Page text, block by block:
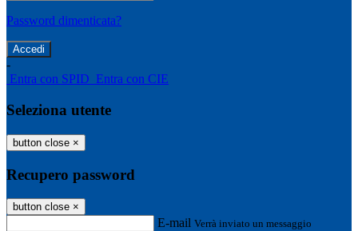
Password dimenticata?
-
Entra con SPID Entra con CIE
Seleziona utente
button close ×
Recupero password
button close ×
E-mail Verrà inviato un messaggio